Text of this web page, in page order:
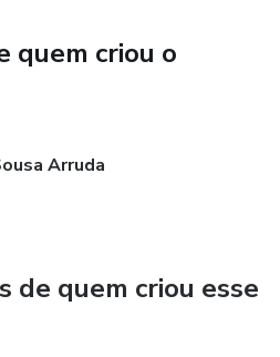
quem criou o
Arruda
de quem criou esse